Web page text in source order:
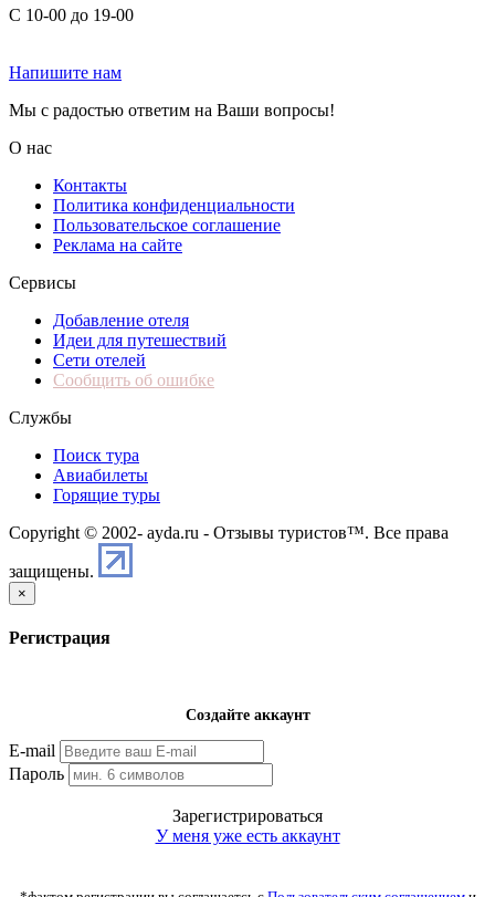
С 10-00 до 19-00
Напишите нам
Мы с радостью ответим на Ваши вопросы!
О нас
Контакты
Политика конфиденциальности
Пользовательское соглашение
Реклама на сайте
Сервисы
Добавление отеля
Идеи для путешествий
Сети отелей
Сообщить об ошибке
Службы
Поиск тура
Авиабилеты
Горящие туры
Copyright © 2002- ayda.ru - Отзывы туристов™. Все права
защищены.
×
Регистрация
Создайте аккаунт
E-mail
Пароль
Зарегистрироваться
У меня уже есть аккаунт